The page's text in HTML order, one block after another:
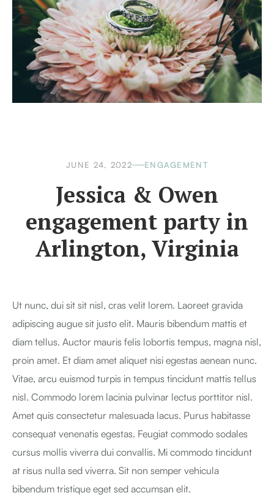
JUNE 24, 2022 ENGAGEMENT
Jessica & Owen
engagement party in
Arlington, Virginia
Ut nunc, dui sit sit nisl, cras velit lorem. Laoreet gravida
adipiscing augue sit justo elit. Mauris bibendum mattis et
diam tellus. Auctor mauris felis lobortis tempus, magna nisl,
proin amet. Et diam amet aliquet nisi egestas aenean nunc.
Vitae, arcu euismod turpis in tempus tincidunt mattis tellus
nisl. Commodo lorem lacinia pulvinar lectus porttitor nisl.
Amet quis consectetur malesuada lacus. Purus habitasse
consequat venenatis egestas. Feugiat commodo sodales
cursus mollis viverra dui convallis. Mi commodo tincidunt
at risus nulla sed viverra. Sit non semper vehicula
bibendum tristique eget sed accumsan elit.